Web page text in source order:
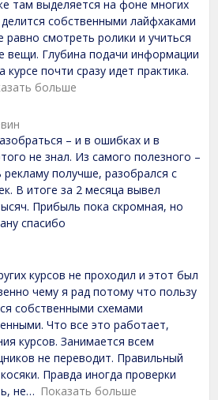
там выделяется на фоне многих
собственными лайфхаками
смотреть ролики и учиться
вещи. Глубина подачи информации
почти сразу идет практика.
больше
– и в ошибках и в
не знал. Из самого полезного –
рекламу получше, разобрался с
В итоге за 2 месяца вывел
Прибыль пока скромная, но
спасибо
курсов не проходил и этот был
чему я рад потому что пользу
собственными схемами
Что все это работает,
курсов. Занимается всем
не переводит. Правильный
Правда иногда проверки
не
Показать больше